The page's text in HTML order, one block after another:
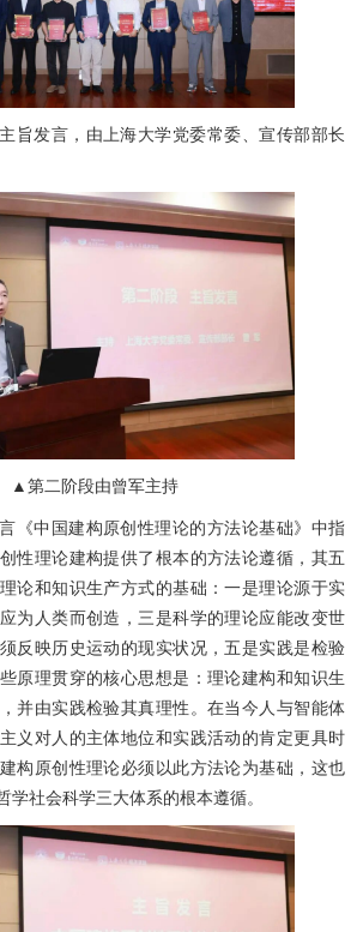
旨发言，由上海大学党委常委、宣传部部长
▲第二阶段由曾军主持
《中国建构原创性理论的方法论基础》中指
性理论建构提供了根本的方法论遵循，其五
论和知识生产方式的基础：一是理论源于实
为人类而创造，三是科学的理论应能改变世
反映历史运动的现实状况，五是实践是检验
原理贯穿的核心思想是：理论建构和知识生
并由实践检验其真理性。在当今人与智能体
义对人的主体地位和实践活动的肯定更具时
构原创性理论必须以此方法论为基础，这也
学社会科学三大体系的根本遵循。